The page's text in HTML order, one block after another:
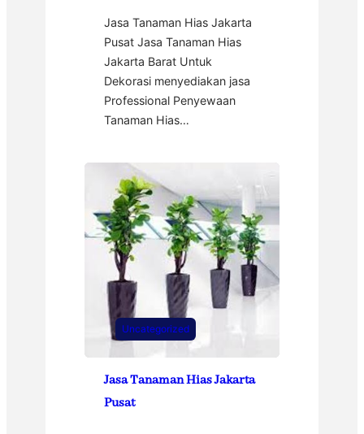
Jasa Tanaman Hias Jakarta
Pusat Jasa Tanaman Hias
Jakarta Barat Untuk
Dekorasi menyediakan jasa
Professional Penyewaan
Tanaman Hias…
Uncategorized
Jasa Tanaman Hias Jakarta
Pusat